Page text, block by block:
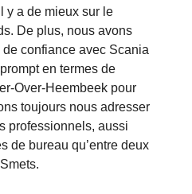
y a de mieux sur le
De plus, nous avons
confiance avec Scania
en termes de
Over-Heembeek pour
toujours nous adresser
professionnels, aussi
de bureau qu’entre deux